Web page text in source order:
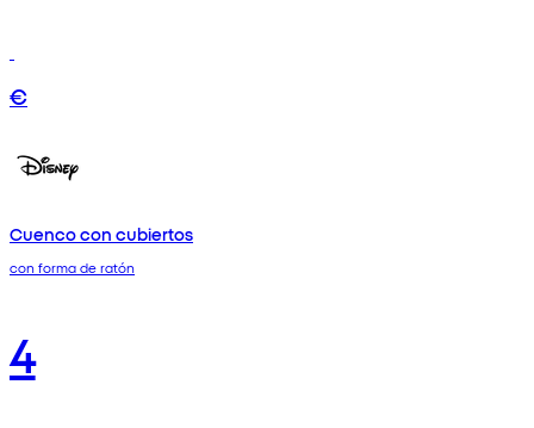
€
Cuenco con cubiertos
con forma de ratón
4